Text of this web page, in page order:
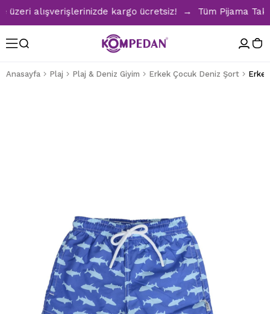
alışverişlerinizde kargo ücretsiz! → Tüm Pijama
Anasayfa Plaj Plaj & Deniz Giyim Erkek Çocuk Deniz Şort